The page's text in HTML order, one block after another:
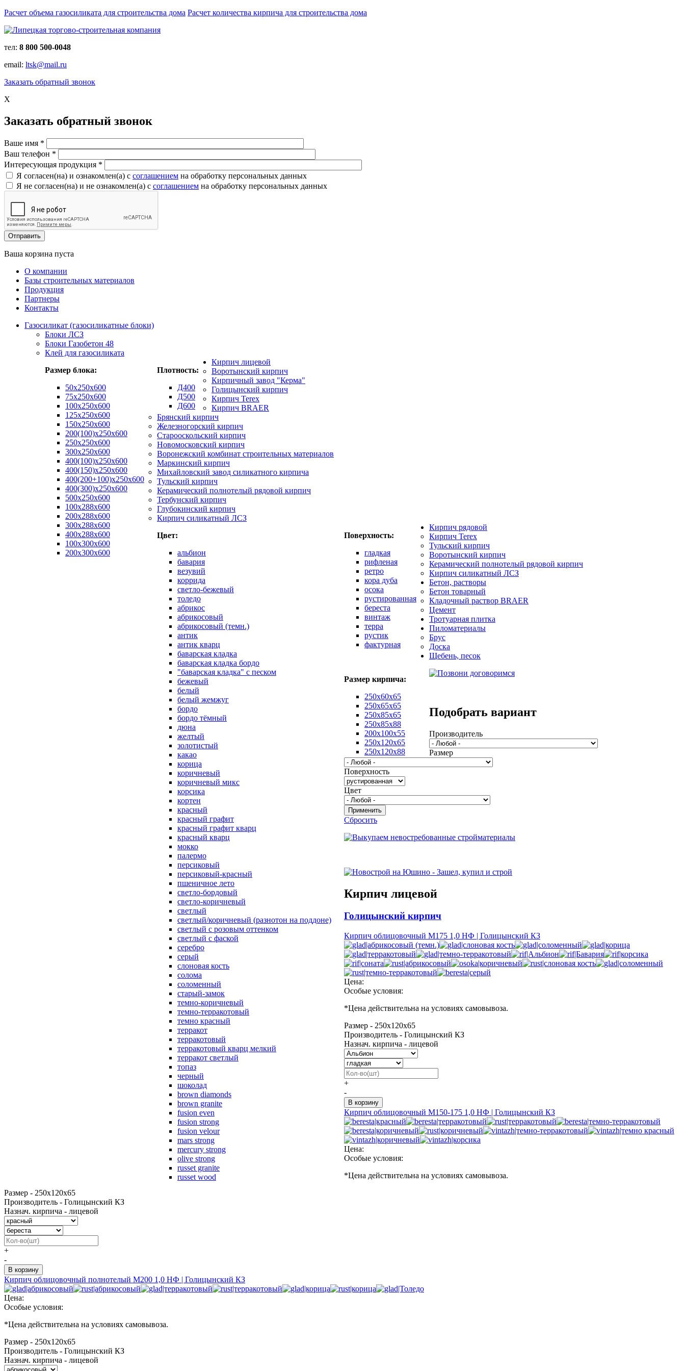
Расчет объема газосиликата для строительства дома Расчет количества кирпича для строительства дома
тел: 8 800 500-0048
email: ltsk@mail.ru
Заказать обратный звонок
X
Заказать обратный звонок
Ваше имя *
Ваш телефон *
Интересующая продукция *
Я согласен(на) и ознакомлен(a) с соглашением на обработку персональных данных
Я не согласен(на) и не ознакомлен(a) с соглашением на обработку персональных данных
Ваша корзина пуста
О компании
Базы строительных материалов
Продукция
Партнеры
Контакты
Газосиликат (газосиликатные блоки)
Блоки ЛСЗ
Блоки Газобетон 48
Клей для газосиликата
Размер блока:
50х250х600
75x250x600
100x250x600
125x250x600
150x250x600
200(100)x250x600
250x250x600
300x250x600
400(100)x250x600
400(150)x250x600
400(200+100)x250x600
400(300)x250x600
500x250x600
100x288x600
200x288x600
300x288x600
400x288x600
100х300х600
200х300х600
Плотность:
Д400
Д500
Д600
Кирпич лицевой
Воротынский кирпич
Кирпичный завод "Керма"
Голицынский кирпич
Кирпич Terex
Кирпич BRAER
Брянский кирпич
Железногорский кирпич
Старооскольский кирпич
Новомосковский кирпич
Воронежский комбинат строительных материалов
Маркинский кирпич
Михайловский завод силикатного кирпича
Тульский кирпич
Керамический полнотелый рядовой кирпич
Тербунский кирпич
Глубокинский кирпич
Кирпич силикатный ЛСЗ
Цвет:
альбион
бавария
везувий
коррида
светло-бежевый
толедо
абрикос
абрикосовый
абрикосовый (темн.)
антик
антик кварц
баварская кладка
баварская кладка бордо
"баварская кладка" с песком
бежевый
белый
белый жемжуг
бордо
бордо тёмный
дюна
желтый
золотистый
какао
корица
коричневый
коричневый микс
корсика
кортен
красный
красный графит
красный графит кварц
красный кварц
мокко
палермо
персиковый
персиковый-красный
пшеничное лето
светло-бордовый
светло-коричневый
светлый
светлый/коричневый (разнотон на поддоне)
светлый с розовым оттенком
светлый с фаской
серебро
серый
слоновая кость
солома
соломенный
старый-замок
темно-коричневый
темно-терракотовый
темно красный
терракот
терракотовый
терракотовый кварц мелкий
терракот светлый
топаз
черный
шоколад
brown diamonds
brown granite
fusion even
fusion strong
fusion velour
mars strong
mercury strong
olive strong
russet granite
russet wood
Поверхность:
гладкая
рифленая
ретро
кора дуба
осока
рустированная
береста
винтаж
терра
рустик
фактурная
Размер кирпича:
250х60х65
250х65х65
250х85х65
250х85х88
200х100х55
250х120х65
250х120х88
Кирпич рядовой
Кирпич Terex
Тульский кирпич
Воротынский кирпич
Керамический полнотелый рядовой кирпич
Кирпич силикатный ЛСЗ
Бетон, растворы
Бетон товарный
Кладочный раствор BRAER
Цемент
Тротуарная плитка
Пиломатериалы
Брус
Доска
Щебень, песок
Подобрать вариант
Производитель
Размер
Поверхность
Цвет
Сбросить
Кирпич лицевой
Голицынский кирпич
Кирпич облицовочный М175 1,0 НФ | Голицынский КЗ
Цена:
Особые условия:
*Цена действительна на условиях самовывоза.
Размер - 250х120х65
Производитель - Голицынский КЗ
Назнач. кирпича - лицевой
+
-
Кирпич облицовочный М150-175 1,0 НФ | Голицынский КЗ
Цена:
Особые условия:
*Цена действительна на условиях самовывоза.
Размер - 250х120х65
Производитель - Голицынский КЗ
Назнач. кирпича - лицевой
+
-
Кирпич облицовочный полнотелый М200 1,0 НФ | Голицынский КЗ
Цена:
Особые условия:
*Цена действительна на условиях самовывоза.
Размер - 250х120х65
Производитель - Голицынский КЗ
Назнач. кирпича - лицевой